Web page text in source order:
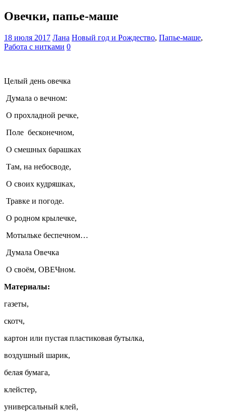
Овечки, папье-маше
18 июля 2017 Лана Новый год и Рождество, Папье-маше,
Работа с нитками 0
Целый день овечка
Думала о вечном:
О прохладной речке,
Поле бесконечном,
О смешных барашках
Там, на небосводе,
О своих кудряшках,
Травке и погоде.
О родном крылечке,
Мотыльке беспечном…
Думала Овечка
О своём, ОВЕЧном.
Материалы:
газеты,
скотч,
картон или пустая пластиковая бутылка,
воздушный шарик,
белая бумага,
клейстер,
универсальный клей,